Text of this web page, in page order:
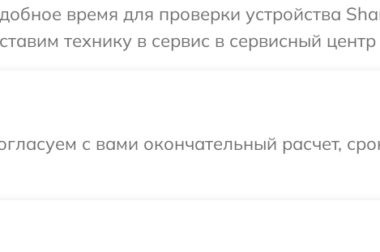
время для проверки устройства
технику в сервис в сервисный
с вами окончательный расчет,